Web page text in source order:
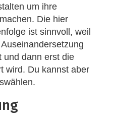
um ihre
Die hier
ist sinnvoll, weil
und dann erst die
wird. Du kannst aber